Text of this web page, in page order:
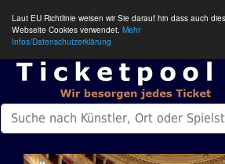
Laut EU Richtlinie weisen wir Sie darauf hin dass auch
Webseite Cookies verwendet. Mehr
Infos/Datenschutzerklärung